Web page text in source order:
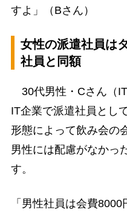
すよ」（Bさん）
女性の派遣社員は
社員と同額
30代男性・Cさん（
IT企業で派遣社員とし
形態によって飲み会の
男性には配慮がなかっ
す。
「男性社員は会費